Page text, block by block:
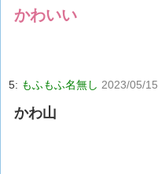
かわいい
5: もふもふ名無し 2023/05/
かわ山